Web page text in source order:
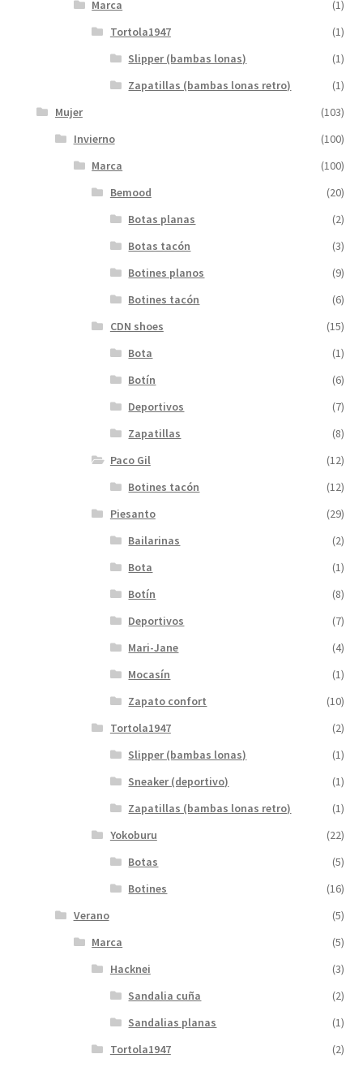
Marca
(1)
Tortola1947
(1)
Slipper (bambas lonas)
(1)
Zapatillas (bambas lonas retro)
(1)
Mujer
(103)
Invierno
(100)
Marca
(100)
Bemood
(20)
Botas planas
(2)
Botas tacón
(3)
Botines planos
(9)
Botines tacón
(6)
CDN shoes
(15)
Bota
(1)
Botín
(6)
Deportivos
(7)
Zapatillas
(8)
Paco Gil
(12)
Botines tacón
(12)
Piesanto
(29)
Bailarinas
(2)
Bota
(1)
Botín
(8)
Deportivos
(7)
Mari-Jane
(4)
Mocasín
(1)
Zapato confort
(10)
Tortola1947
(2)
Slipper (bambas lonas)
(1)
Sneaker (deportivo)
(1)
Zapatillas (bambas lonas retro)
(1)
Yokoburu
(22)
Botas
(5)
Botines
(16)
Verano
(5)
Marca
(5)
Hacknei
(3)
Sandalia cuña
(2)
Sandalias planas
(1)
Tortola1947
(2)